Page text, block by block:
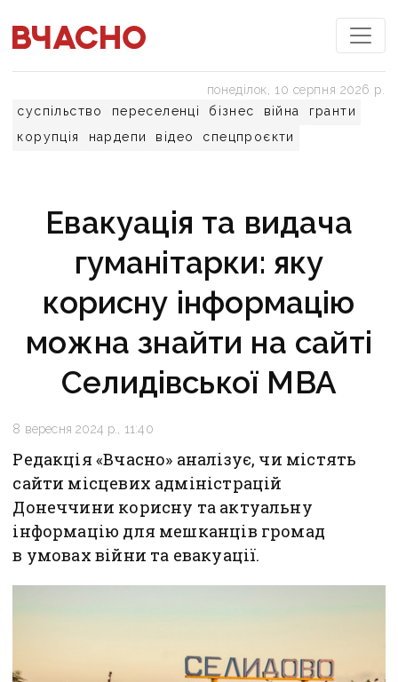
суспільство переселенці бізнес війна
гранти
корупція
нардепи відео спецпроєкти
понеділок, 10 серпня 2026 р.
Евакуація та видача
гуманітарки: яку
корисну інформацію
можна знайти на сайті
Селидівської МВА
8 вересня 2024 р., 11:40
Редакція «Вчасно» аналізує, чи містять
сайти місцевих адміністрацій
Донеччини корисну та актуальну
інформацію для мешканців громад
в умовах війни та евакуації.